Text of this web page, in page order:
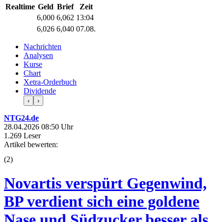
Realtime Geld Brief
Zeit
6,000 6,062 13:04
6,026 6,040 07.08.
Nachrichten
Analysen
Kurse
Chart
Xetra-Orderbuch
Dividende
‹ ›
NTG24.de
28.04.2026 08:50 Uhr
1.269 Leser
Artikel bewerten:
(2)
Novartis verspürt Gegenwind,
BP verdient sich eine goldene